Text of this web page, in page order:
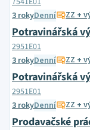
3 rokyDenní ZZ +
Potravinářská
2951E01
3 rokyDenní ZZ +
Potravinářská
2951E01
3 rokyDenní ZZ +
Prodavačské